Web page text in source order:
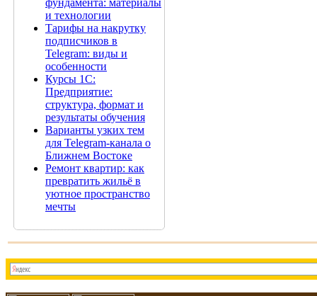
фундамента: материалы
и технологии
Тарифы на накрутку
подписчиков в
Telegram: виды и
особенности
Курсы 1С:
Предприятие:
структура, формат и
результаты обучения
Варианты узких тем
для Telegram-канала о
Ближнем Востоке
Ремонт квартир: как
превратить жильё в
уютное пространство
мечты